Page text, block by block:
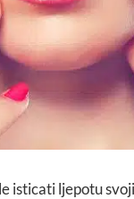
isticati ljepotu